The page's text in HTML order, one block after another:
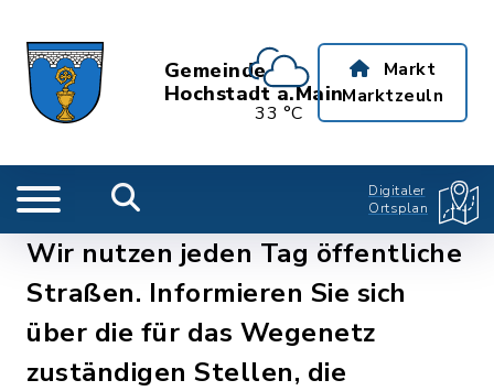
Gemeinde
Hochstadt a.Main
33 °C
Markt
Marktzeuln
Digitaler
Ortsplan
Wir nutzen jeden Tag öffentliche
Straßen. Informieren Sie sich
über die für das Wegenetz
zuständigen Stellen, die